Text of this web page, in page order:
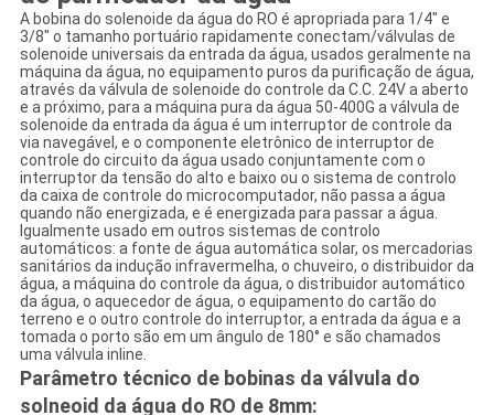
A bobina do solenoide da água do RO é apropriada para 1/4" e
3/8" o tamanho portuário rapidamente conectam/válvulas de
solenoide universais da entrada da água, usados geralmente na
máquina da água, no equipamento puros da purificação de água,
através da válvula de solenoide do controle da C.C. 24V a aberto
e a próximo, para a máquina pura da água 50-400G a válvula de
solenoide da entrada da água é um interruptor de controle da
via navegável, e o componente eletrônico de interruptor de
controle do circuito da água usado conjuntamente com o
interruptor da tensão do alto e baixo ou o sistema de controlo
da caixa de controle do microcomputador, não passa a água
quando não energizada, e é energizada para passar a água.
Igualmente usado em outros sistemas de controlo
automáticos: a fonte de água automática solar, os mercadorias
sanitários da indução infravermelha, o chuveiro, o distribuidor da
água, a máquina do controle da água, o distribuidor automático
da água, o aquecedor de água, o equipamento do cartão do
terreno e o outro controle do interruptor, a entrada da água e a
tomada o porto são em um ângulo de 180° e são chamados
uma válvula inline.
Parâmetro técnico de bobinas da válvula do
solneoid da água do RO de 8mm: